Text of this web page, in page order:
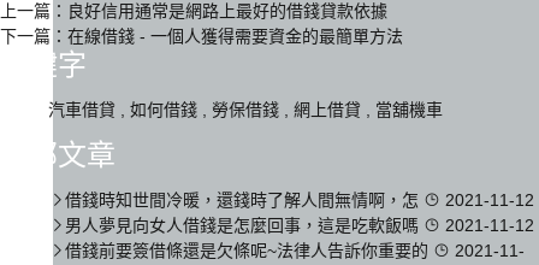
上一篇： 良好信用通常是網路上最好的借錢貸款依據
下一篇： 在線借錢 - 一個人獲得需要資金的最簡單方法
關鍵字
汽車借貸 如何借錢 勞保借錢 網上借貸 當舖機車
全部文章
借錢時知世間冷暖，還錢時了解人間無情啊，怎
2021-11-12
男人夢見向女人借錢是怎麼回事，這是吃軟飯嗎
2021-11-12
借錢前要簽借條還是欠條呢~法律人告訴你重要的
2021-11-